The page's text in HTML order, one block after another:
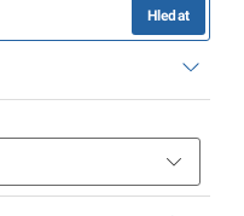
Hledat